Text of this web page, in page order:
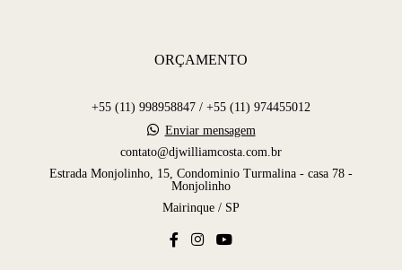
ORÇAMENTO
+55 (11) 998958847 / +55 (11) 974455012
Enviar mensagem
contato@djwilliamcosta.com.br
Estrada Monjolinho, 15, Condominio Turmalina - casa 78 -
Monjolinho
Mairinque / SP